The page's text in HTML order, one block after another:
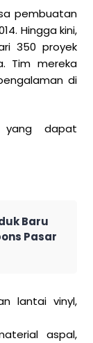
pembuatan
Hingga kini,
350 proyek
Tim mereka
di
yang dapat
Baru
Pasar
lantai vinyl,
aspal,